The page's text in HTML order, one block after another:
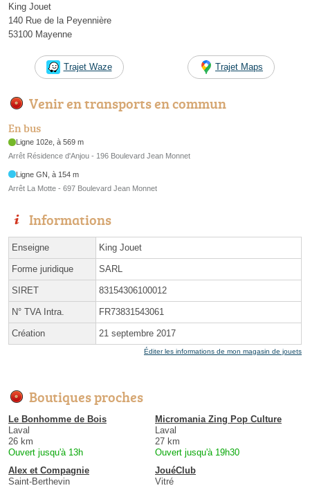
King Jouet
140 Rue de la Peyennière
53100 Mayenne
Trajet Waze Trajet Maps
Venir en transports en commun
En bus
Ligne 102e, à 569 m
Arrêt Résidence d'Anjou - 196 Boulevard Jean Monnet
Ligne GN, à 154 m
Arrêt La Motte - 697 Boulevard Jean Monnet
Informations
Enseigne King Jouet
Forme juridique SARL
SIRET 83154306100012
N° TVA Intra. FR73831543061
Création 21 septembre 2017
Éditer les informations de mon magasin de jouets
Boutiques proches
Le Bonhomme de Bois
Laval
26 km
Ouvert jusqu'à 13h
Micromania Zing Pop Culture
Laval
27 km
Ouvert jusqu'à 19h30
Alex et Compagnie
Saint-Berthevin
JouéClub
Vitré